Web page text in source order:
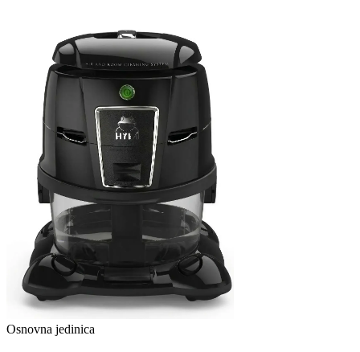
Osnovna jedinica